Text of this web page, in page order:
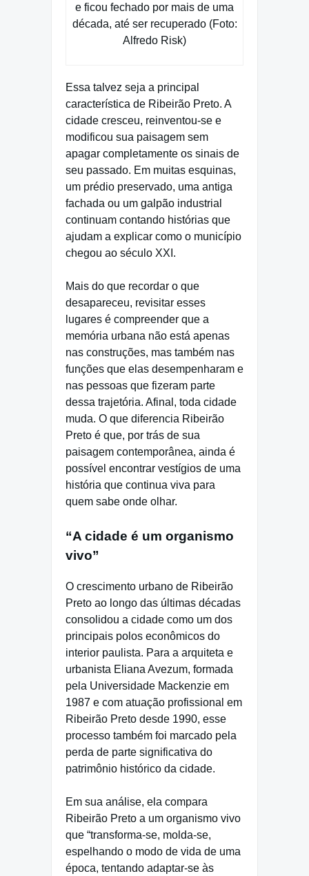
e ficou fechado por mais de uma
década, até ser recuperado (Foto:
Alfredo Risk)
Essa talvez seja a principal
característica de Ribeirão Preto. A
cidade cresceu, reinventou-se e
modificou sua paisagem sem
apagar completamente os sinais de
seu passado. Em muitas esquinas,
um prédio preservado, uma antiga
fachada ou um galpão industrial
continuam contando histórias que
ajudam a explicar como o município
chegou ao século XXI.
Mais do que recordar o que
desapareceu, revisitar esses
lugares é compreender que a
memória urbana não está apenas
nas construções, mas também nas
funções que elas desempenharam e
nas pessoas que fizeram parte
dessa trajetória. Afinal, toda cidade
muda. O que diferencia Ribeirão
Preto é que, por trás de sua
paisagem contemporânea, ainda é
possível encontrar vestígios de uma
história que continua viva para
quem sabe onde olhar.
“A cidade é um organismo
vivo”
O crescimento urbano de Ribeirão
Preto ao longo das últimas décadas
consolidou a cidade como um dos
principais polos econômicos do
interior paulista. Para a arquiteta e
urbanista Eliana Avezum, formada
pela Universidade Mackenzie em
1987 e com atuação profissional em
Ribeirão Preto desde 1990, esse
processo também foi marcado pela
perda de parte significativa do
patrimônio histórico da cidade.
Em sua análise, ela compara
Ribeirão Preto a um organismo vivo
que “transforma-se, molda-se,
espelhando o modo de vida de uma
época, tentando adaptar-se às